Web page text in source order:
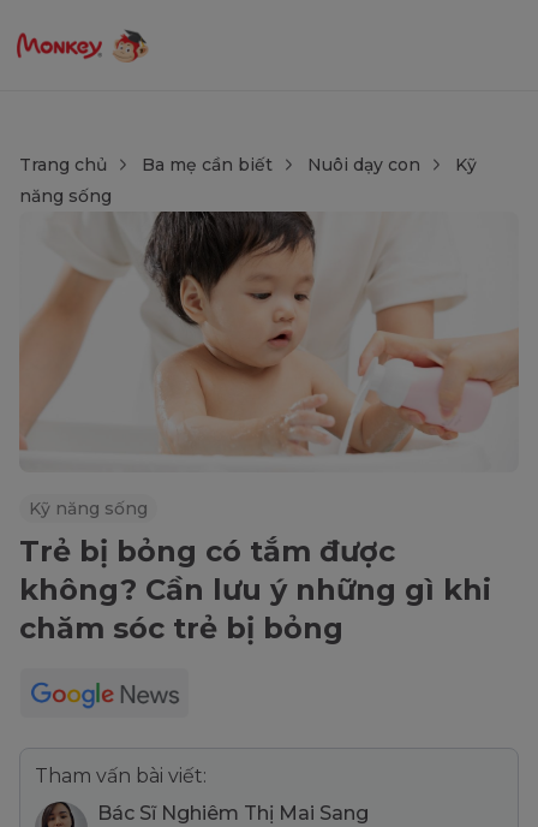
Trang chủ Ba mẹ cần biết Nuôi dạy con
Kỹ
năng sống
Kỹ năng sống
Trẻ bị bỏng có tắm được
không? Cần lưu ý những gì khi
chăm sóc trẻ bị bỏng
Tham vấn bài viết:
Bác Sĩ Nghiêm Thị Mai Sang